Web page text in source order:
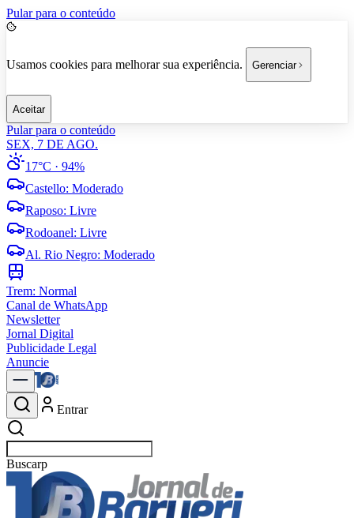
Pular para o conteúdo
Usamos cookies para melhorar sua experiência. Gerenciar
Aceitar
Pular para o conteúdo
SEX, 7 DE AGO.
17°C · 94%
Castello: Moderado
Raposo: Livre
Rodoanel: Livre
Al. Rio Negro: Moderado
Trem: Normal
Canal de WhatsApp
Newsletter
Jornal Digital
Publicidade Legal
Anuncie
Entrar
Buscarnot